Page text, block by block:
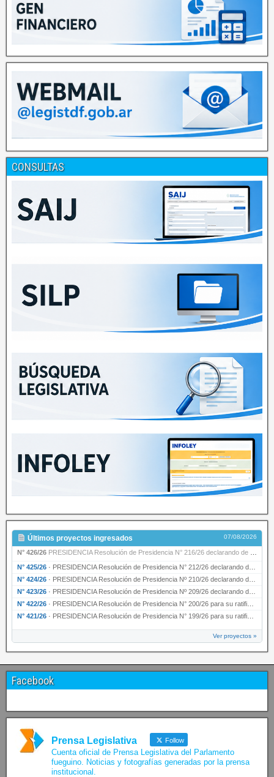
CONSULTAS
Últimos proyectos ingresados 07/08/2026
N° 426/26 PRESIDENCIA Resolución de Presidencia N° 216/26 declarando de interés provincial la labor …
N° 425/26 · PRESIDENCIA Resolución de Presidencia N° 212/26 declarando de interés provincial el “50° A…
N° 424/26 · PRESIDENCIA Resolución de Presidencia Nº 210/26 declarando de interés provincial el proyec…
N° 423/26 · PRESIDENCIA Resolución de Presidencia Nº 209/26 declarando de interés provincial la presen…
N° 422/26 · PRESIDENCIA Resolución de Presidencia N° 200/26 para su ratificación.
N° 421/26 · PRESIDENCIA Resolución de Presidencia N° 199/26 para su ratificación.
Ver proyectos »
Facebook
Prensa Legislativa Follow
Cuenta oficial de Prensa Legislativa del Parlamento
fueguino. Noticias y fotografías generadas por la prensa
institucional.